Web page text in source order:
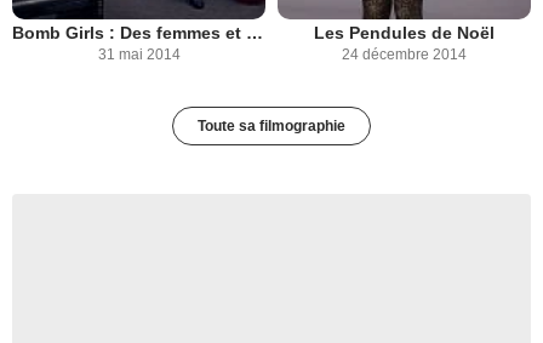
Bomb Girls : Des femmes et des bombes
31 mai 2014
Les Pendules de Noël
24 décembre 2014
Toute sa filmographie